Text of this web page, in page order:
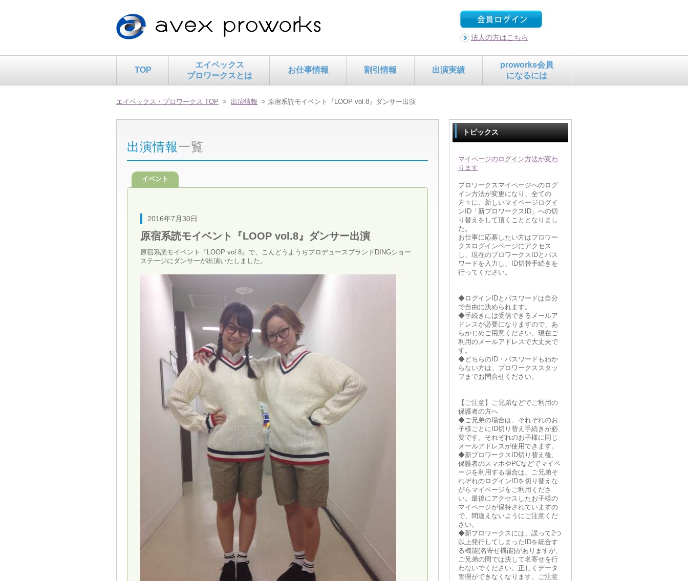
法人の方はこちら
TOP
エイベックス
プロワークスとは
お仕事情報 割引情報 出演実績
proworks会員
になるには
エイベックス・プロワークス TOP > 出演情報 > 原宿系読モイベント『LOOP vol.8』ダンサー出演
出演情報一覧
イベント
2016年7月30日
原宿系読モイベント『LOOP vol.8』ダンサー出演
原宿系読モイベント『LOOP vol.8』で、こんどうようぢプロデュースブランドDINGショー
ステージにダンサーが出演いたしました。
トピックス
マイページのログイン方法が変わ
ります
プロワークスマイページへのログ
イン方法が変更になり、全ての
方々に、新しいマイページログイ
ンID「新プロワークスID」への切
り替えをして頂くこととなりまし
た。
お仕事に応募したい方はプロワー
クスログインページにアクセス
し、現在のプロワークスIDとパス
ワードを入力し、ID切替手続きを
行ってください。
◆ログインIDとパスワードは自分
で自由に決められます。
◆手続きには受信できるメールア
ドレスが必要になりますので、あ
らかじめご用意ください。現在ご
利用のメールアドレスで大丈夫で
す。
◆どちらのID・パスワードもわか
らない方は、プロワークススタッ
フまでお問合せください。
【ご注意】ご兄弟などでご利用の
保護者の方へ
◆ご兄弟の場合は、それぞれのお
子様ごとにID切り替え手続きが必
要です。それぞれのお子様に同じ
メールアドレスが使用できます。
◆新プロワークスID切り替え後、
保護者のスマホやPCなどでマイペ
ージを利用する場合は、ご兄弟そ
れぞれのログインIDを切り替えな
がらマイページをご利用くださ
い。最後にアクセスしたお子様の
マイページが保持されていますの
で、間違えないようにご注意くだ
さい。
◆新プロワークスには、誤って2つ
以上発行してしまったIDを統合す
る機能(名寄せ機能)がありますが、
ご兄弟の間では決して名寄せを行
わないでください。正しくデータ
管理ができなくなります。ご注意